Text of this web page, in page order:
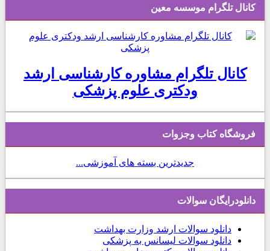
کانال تلگرام موسسه معین
کانال تلگرام مشاوره کارشناسی ارشد
ودکتری علوم پزشکی
فروشگاه کتاب وجزوات
جدیدترین بسته های آموزشی...
دانلودرایگان سوالات
دانلود سوالات ارشد وزارت بهداشت
دانلود سوالات لیسانس به پزشکی